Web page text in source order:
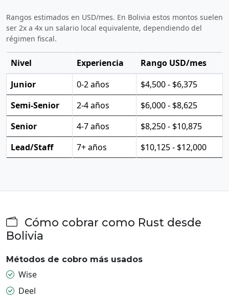
Rangos estimados en USD/mes. En Bolivia estos montos suelen
ser 2x a 4x un salario local equivalente, dependiendo del
régimen fiscal.
Nivel Experiencia
Rango USD/mes
Junior
0-2 años
$4,500 - $6,375
Semi-Senior
2-4 años
$6,000 - $8,625
Senior
4-7 años
$8,250 - $10,875
Lead/Staff
7+ años $10,125 - $12,000
Cómo cobrar como Rust desde
Bolivia
Métodos de cobro más usados
Wise
Deel